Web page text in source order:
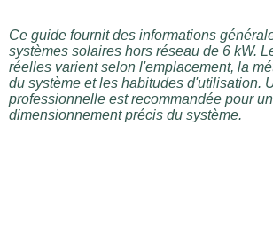
Ce guide fournit des informations
systèmes solaires hors réseau de 6 kW.
réelles varient selon l'emplacement, la
du système et les habitudes d'utilisation.
professionnelle est recommandée pour un
dimensionnement précis du système.